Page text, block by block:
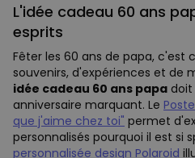
L'idée cadeau 60 ans
esprits
Fêter les 60 ans de papa, c'est
souvenirs, d'expériences et de
idée cadeau 60 ans papa doit
anniversaire marquant. Le
que j'aime chez toi" permet
personnalisés pourquoi il est si
personnalisée design Polaroid